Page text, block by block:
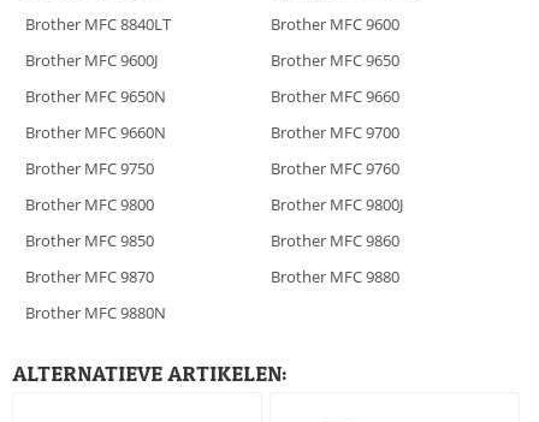
Brother MFC 8840LT
Brother MFC 9600
Brother MFC 9600J
Brother MFC 9650
Brother MFC 9650N
Brother MFC 9660
Brother MFC 9660N
Brother MFC 9700
Brother MFC 9750
Brother MFC 9760
Brother MFC 9800
Brother MFC 9800J
Brother MFC 9850
Brother MFC 9860
Brother MFC 9870
Brother MFC 9880
Brother MFC 9880N
ALTERNATIEVE ARTIKELEN: